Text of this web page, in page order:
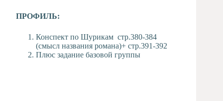
ПРОФИЛЬ:
Конспект по Шурикам стр.380-384
(смысл названия романа)+ стр.391-392
Плюс задание базовой группы